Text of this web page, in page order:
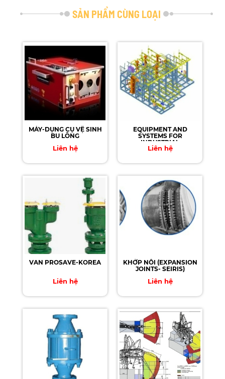
SẢN PHẨM CÙNG LOẠI
MÁY-DỤNG CỤ VỆ SINH
BU LÔNG
Liên hệ
EQUIPMENT AND
SYSTEMS FOR
INDUSTRIAL
APPLICATIONS
Liên hệ
VAN PROSAVE-KOREA
Liên hệ
KHỚP NỐI (EXPANSION
JOINTS- SEIRIS)
Liên hệ